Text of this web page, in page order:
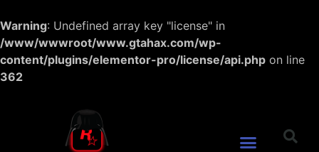
Warning: Undefined array key "license" in
/www/wwwroot/www.gtahax.com/wp-
content/plugins/elementor-pro/license/api.php on line
362